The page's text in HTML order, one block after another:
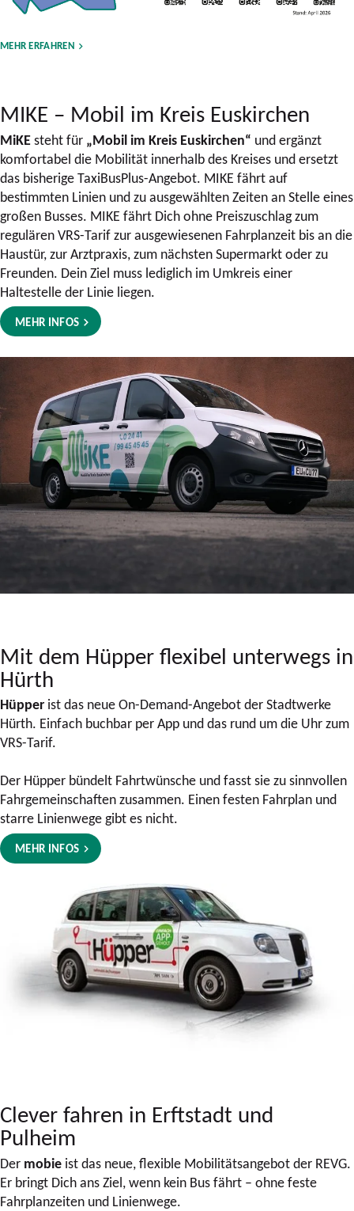
MEHR ERFAHREN
MIKE – Mobil im Kreis Euskirchen
MiKEsteht für „Mobil im Kreis Euskirchen“ und ergänzt
komfortabel die Mobilität innerhalb des Kreises und ersetzt
das bisherige TaxiBusPlus-Angebot. MIKE fährt auf
bestimmten Linien und zu ausgewählten Zeiten an Stelle eines
großen Busses. MIKE fährt Dich ohne Preiszuschlag zum
regulären VRS-Tarif zur ausgewiesenen Fahrplanzeit bis an die
Haustür, zur Arztpraxis, zum nächsten Supermarkt oder zu
Freunden. Dein Ziel muss lediglich im Umkreis einer
Haltestelle der Linie liegen.
MEHR INFOS
Mit dem Hüpper flexibel unterwegs in
Hürth
Hüpper ist das neue On-Demand-Angebot der Stadtwerke
Hürth. Einfach buchbar per App und das rund um die Uhr zum
VRS-Tarif.
Der Hüpper bündelt Fahrtwünsche und fasst sie zu sinnvollen
Fahrgemeinschaften zusammen. Einen festen Fahrplan und
starre Linienwege gibt es nicht.
MEHR INFOS
Clever fahren in Erftstadt und
Pulheim
Der mobie ist das neue, flexible Mobilitätsangebot der REVG.
Er bringt Dich ans Ziel, wenn kein Bus fährt – ohne feste
Fahrplanzeiten und Linienwege.